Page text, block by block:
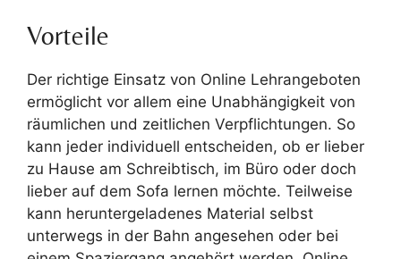
Vorteile
Der richtige Einsatz von Online Lehrangeboten
ermöglicht vor allem eine Unabhängigkeit von
räumlichen und zeitlichen Verpflichtungen. So
kann jeder individuell entscheiden, ob er lieber
zu Hause am Schreibtisch, im Büro oder doch
lieber auf dem Sofa lernen möchte. Teilweise
kann heruntergeladenes Material selbst
unterwegs in der Bahn angesehen oder bei